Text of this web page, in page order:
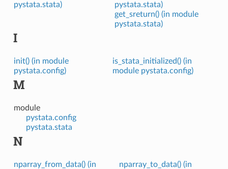
pystata.stata)
pystata.stata)
get_sreturn() (in module
pystata.stata)
I
init() (in module
pystata.config)
is_stata_initialized() (in
module pystata.config)
M
module
pystata.config
pystata.stata
N
nparray_from_data() (in
nparray_to_data() (in